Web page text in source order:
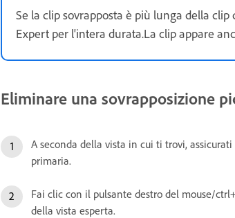
Se la clip sovrapposta è più lunga della
Expert per l'intera durata.La clip appare
Eliminare una sovrapposizione
A seconda della vista in cui ti trovi,
primaria.
Fai clic con il pulsante destro del mouse/
della vista esperta.